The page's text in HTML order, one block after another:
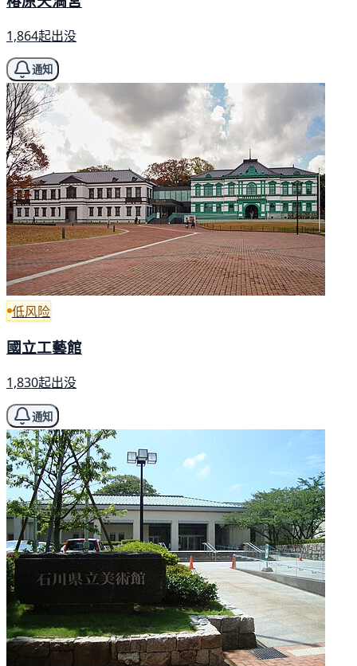
1,864起出没
通知
低风险
國立工藝館
1,830起出没
通知